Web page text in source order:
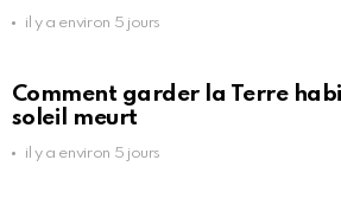
il y a environ 5 jours
Comment garder la Terre
soleil meurt
il y a environ 5 jours